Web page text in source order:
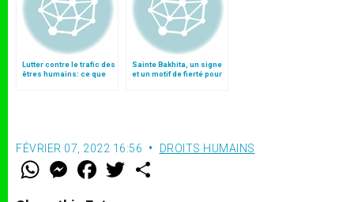
Lutter contre le trafic des
êtres humains: ce que
Sainte Bakhita, un signe
et un motif de fierté pour
FÉVRIER 07, 2022 16:56 DROITS HUMAINS
W M
e
F
a w